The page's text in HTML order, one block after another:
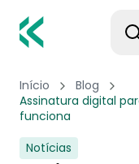
Início
Blog
Assinatura digital
funciona
Notícias